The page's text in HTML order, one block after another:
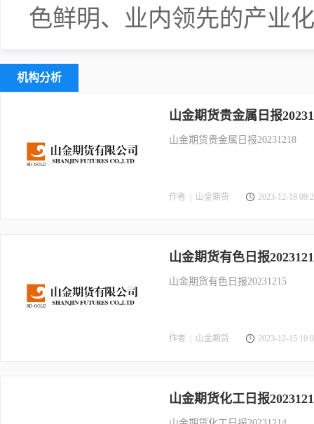
色鲜明、业内领先的产业
机构分析
山金期货贵金属日报
山金期货贵金属日报20231218
作者 | 山金期货 2023-12-18
山金期货有色日报
山金期货有色日报20231215
作者 | 山金期货 2023-12-15
山金期货化工日报